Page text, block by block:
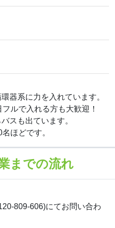
器系に力を入れています。
ルで入れる方も大歓迎！
スも出ています。
ほどです。
までの流れ
809-606)にてお問い合わ